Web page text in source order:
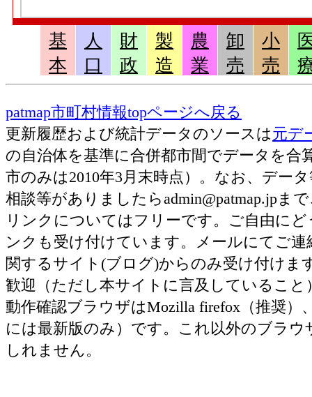
基
本
人
口
財
政
製
造
農
業
卸
売
小
売
patmap市町村情報topページへ戻る
更新履歴および統計データのソースは元デ
の自治体を基準に合併都市間でデータを合
市のみは2010年3月末時点）。なお、デー
相談等がありましたらadmin@patmap.jpま
リンクについてはフリーです。ご自由に
ンクも受け付けています。メールにてご
関するサイト(ブログ)からのみ受け付け
歓迎（ただし本サイトに言及していること
動作確認ブラウザはMozilla firefox（推奨）
には最新版のみ）です。これ以外のブラ
しれません。